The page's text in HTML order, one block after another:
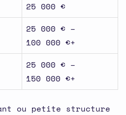
25 000 €
25 000 € –
100 000 €+
25 000 € –
150 000 €+
ou petite structure